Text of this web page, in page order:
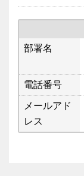
部署名
電話番号
メールアド
レス